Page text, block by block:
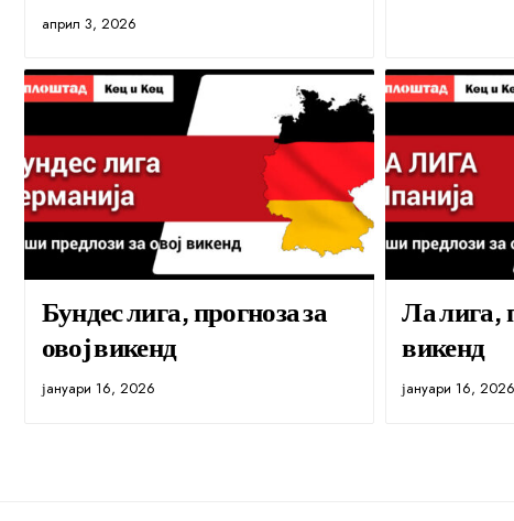
април 3, 2026
Бундес лига, прогноза за
овој викенд
јануари 16, 2026
Ла лига,
викенд
јануари 16, 2026